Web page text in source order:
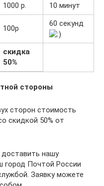
1000 р. 10 минут
100р
60 секунд
скидка
50%
стороны
сторон стоимость
скидкой 50% от
нашу
город Почтой России
Заявку можете